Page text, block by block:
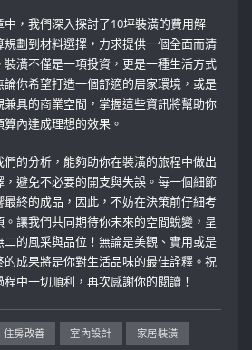
中，我們深入探討了10坪裝潢的費用解
規劃到材料選擇，力求提供一個全面而清
裝潢不僅是一項投資，更是一種生活方式
論你希望打造一個舒適的居家環境，或是
兼具的商業空間，掌握這些資訊將幫助你
內達成理想的效果。
們的分析，能夠助你在裝潢的旅程中做出
，避免不必要的開支與失誤。每一個細節
最終的成品，因此，不妨在決策前仔細考
。讓我們共同期待你未來的空間蛻變，呈
二的風采與品位！無論是美觀、實用或是
的成果將是你對生活品味的最佳詮釋。祝
中一切順利，再次感謝你的閱讀！
住房改善 室內設計 家居裝潢